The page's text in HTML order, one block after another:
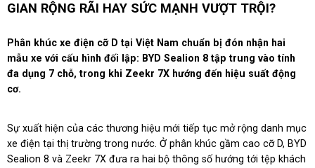
GIAN RỘNG RÃI HAY SỨC MẠNH VƯỢT TRỘI?
Phân khúc xe điện cỡ D tại Việt Nam chuẩn bị đón nhận hai
mẫu xe với cấu hình đối lập: BYD Sealion 8 tập trung vào tính
đa dụng 7 chỗ, trong khi Zeekr 7X hướng đến hiệu suất động
cơ.
Sự xuất hiện của các thương hiệu mới tiếp tục mở rộng danh mục
xe điện tại thị trường trong nước. Ở phân khúc gầm cao cỡ D, BYD
Sealion 8 và Zeekr 7X đưa ra hai bộ thông số hướng tới tệp khách